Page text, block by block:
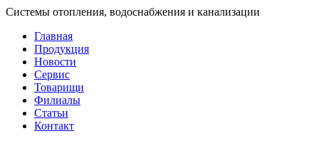
Системы отопления, водоснабжения и канализации
Главная
Продукция
Новости
Сервис
Товарищи
Филиалы
Статьи
Контакт